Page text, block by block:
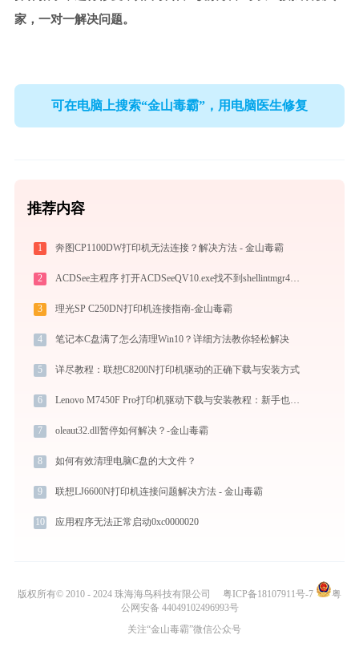
家，一对一解决问题。
可在电脑上搜索“金山毒霸”，用电脑医生修复
推荐内容
1 奔图CP1100DW打印机无法连接？解决方法 - 金山毒霸
2 ACDSee主程序 打开ACDSeeQV10.exe找不到shellintmgr40.dll怎么办
3 理光SP C250DN打印机连接指南-金山毒霸
4 笔记本C盘满了怎么清理Win10？详细方法教你轻松解决
5 详尽教程：联想C8200N打印机驱动的正确下载与安装方式
6 Lenovo M7450F Pro打印机驱动下载与安装教程：新手也能轻松搞定
7 oleaut32.dll暂停如何解决？-金山毒霸
8 如何有效清理电脑C盘的大文件？
9 联想LJ6600N打印机连接问题解决方法 - 金山毒霸
10 应用程序无法正常启动0xc0000020
版权所有© 2010 - 2024 珠海海鸟科技有限公司 粤ICP备18107911号-7
粤
公网安备 44049102496993号
关注“金山毒霸”微信公众号